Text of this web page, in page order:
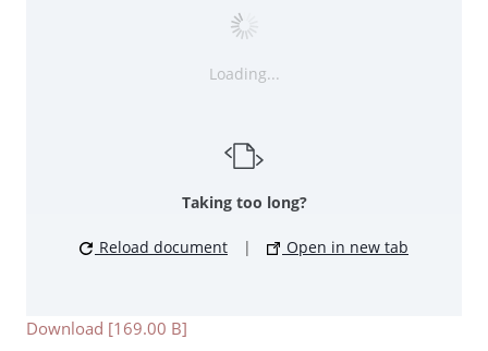
Loading...
Taking too long?
Reload document | Open in new tab
Download [169.00 B]